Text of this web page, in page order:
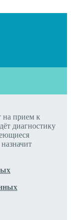
на прием к
диагностику